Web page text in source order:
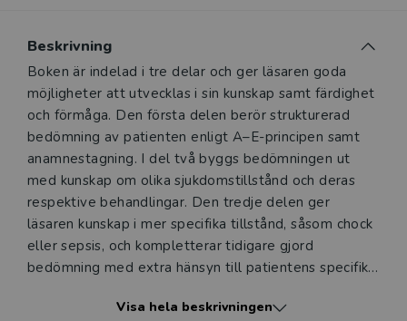
Beskrivning
Beskrivning
Boken är indelad i tre delar och ger läsaren goda
möjligheter att utvecklas i sin kunskap samt färdighet
och förmåga. Den första delen berör strukturerad
bedömning av patienten enligt A–E-principen samt
anamnestagning. I del två byggs bedömningen ut
med kunskap om olika sjukdomstillstånd och deras
respektive behandlingar. Den tredje delen ger
läsaren kunskap i mer specifika tillstånd, såsom chock
eller sepsis, och kompletterar tidigare gjord
bedömning med extra hänsyn till patientens specifika
relationer och hemlöshet berörs.
Visa hela beskrivningen